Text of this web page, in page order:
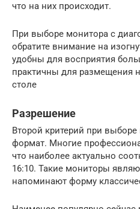
что на них происходит.
При выборе монитора с
обратите внимание на
удобны для восприятия
практичны для размещения
столе
Разрешение
Второй критерий при
формат. Многие
что наиболее актуально
16:10. Такие мониторы
напоминают форму